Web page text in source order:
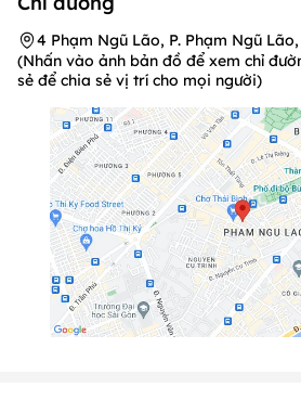
4 Phạm Ngũ Lão, P. Phạm Ngũ Lão,
(Nhấn vào ảnh bản đồ để xem chỉ
sẻ để chia sẻ vị trí cho mọi người)